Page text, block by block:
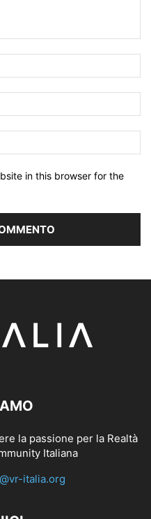
in this browser for the
la passione per la Realtà
Italiana
italia.org